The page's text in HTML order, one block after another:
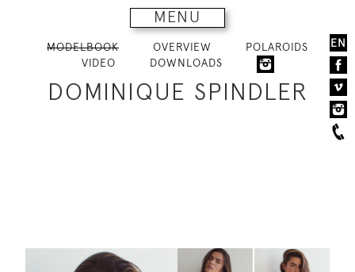
MENU
EN
MODELBOOK OVERVIEW
POLAROIDS
VIDEO
DOWNLOADS
DOMINIQUE SPINDLER